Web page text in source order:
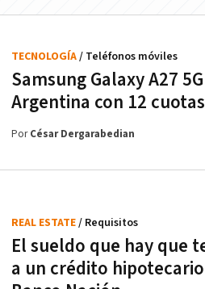
Samsung Galaxy A27
Argentina con 12
TECNOLOGÍA/ Teléfonos móviles
PorCésar Dergarabedian
El sueldo que hay que
a un crédito
REAL ESTATE/ Requisitos